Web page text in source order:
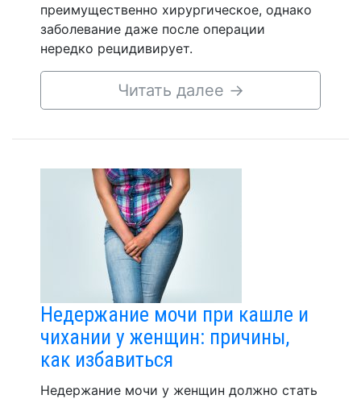
преимущественно хирургическое, однако
заболевание даже после операции
нередко рецидивирует.
Читать далее →
Недержание мочи при кашле и
чихании у женщин: причины,
как избавиться
Недержание мочи у женщин должно стать